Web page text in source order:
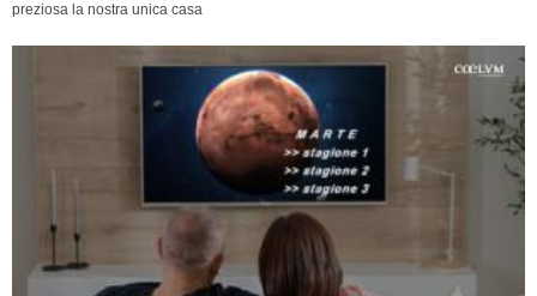
preziosa la nostra unica casa